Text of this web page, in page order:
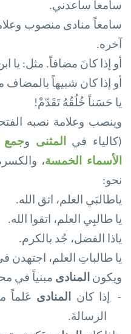
سامعاً ساعدني.
سامعاً منادى منصوب
آخره.
أو إذا كانَ مضافاً. مثل: يا
أو إذا كان شبيهاً بالمضاف
يا حَسَناً خُلُقُهُ تَقَدّمْ!
وينصب وعلامة نصبه
(كالياء فيالمثنى وجمع
الأسماء الخمسة،
نحو:
ياطالبَي العلم، اتق الله.
يا طالبِي العلم، اتقوا الله.
ياذا الفضل، جُد بالكرم.
يا طالباتِ العلم، اجتهدن
ويكون المنادى مبنياً في
-
إذا كان المنادى عَلماً
الرسالةَ.